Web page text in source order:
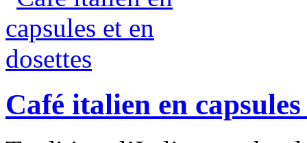
Café italien en capsules